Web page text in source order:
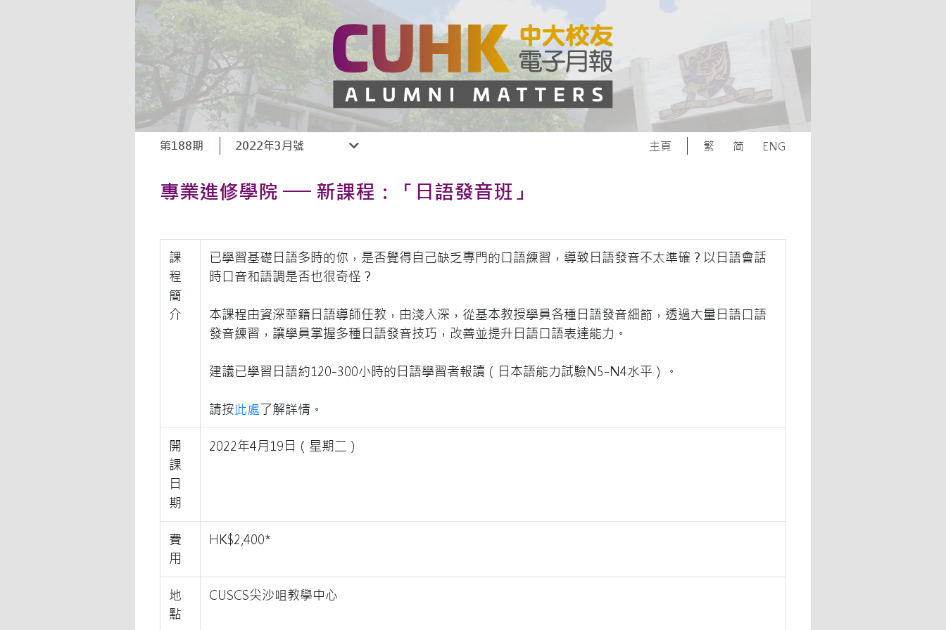
第188期 2022年3月號 主頁 繁 简 ENG
專業進修學院 ── 新課程：「日語發音班」
課
程
簡
介
已學習基礎日語多時的你，是否覺得自己缺乏專門的口語練習，導致日語發音不太準確？以日語會話
時口音和語調是否也很奇怪？
本課程由資深華籍日語導師任教，由淺入深，從基本教授學員各種日語發音細節，透過大量日語口語
發音練習，讓學員掌握多種日語發音技巧，改善並提升日語口語表達能力。
建議已學習日語約120-300小時的日語學習者報讀（日本語能力試驗N5-N4水平）。
請按此處了解詳情。
開
課
日
期
2022年4月19日（星期二）
費
用
HK$2,400*
地
點
CUSCS尖沙咀教學中心